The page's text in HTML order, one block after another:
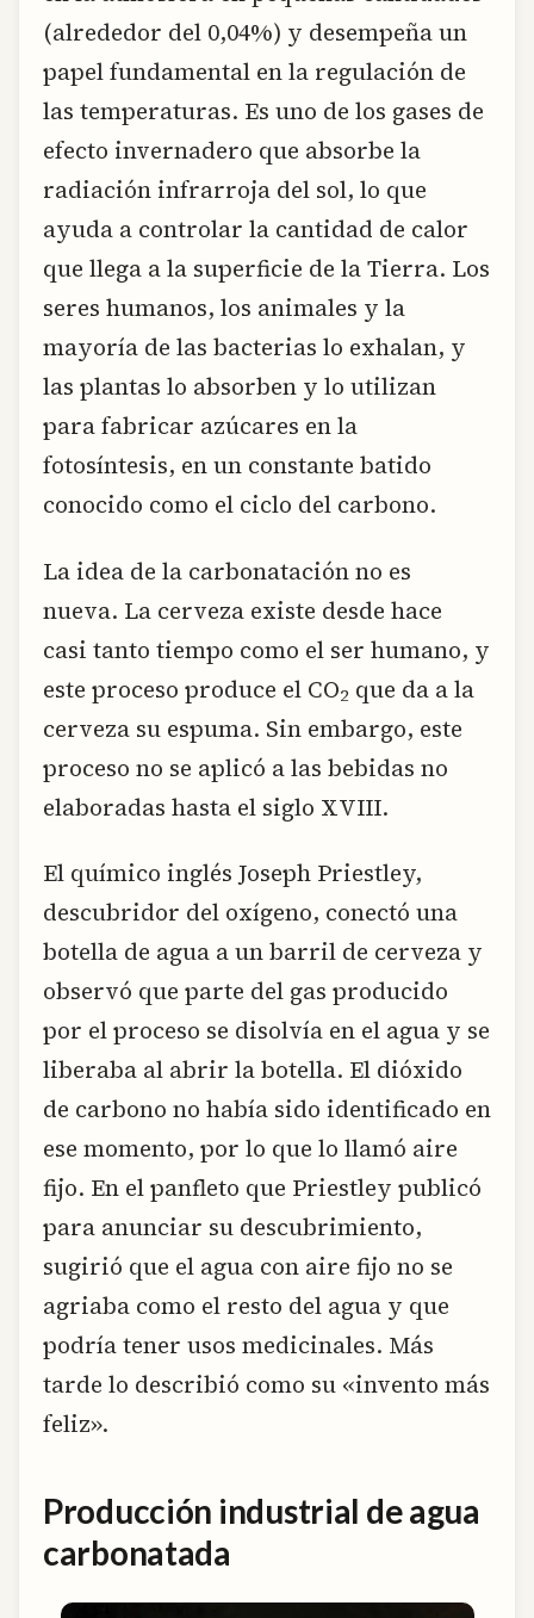
(alrededor del 0,04%) y desempeña un
papel fundamental en la regulación de
las temperaturas. Es uno de los gases de
efecto invernadero que absorbe la
radiación infrarroja del sol, lo que
ayuda a controlar la cantidad de calor
que llega a la superficie de la Tierra. Los
seres humanos, los animales y la
mayoría de las bacterias lo exhalan, y
las plantas lo absorben y lo utilizan
para fabricar azúcares en la
fotosíntesis, en un constante batido
conocido como el ciclo del carbono.
La idea de la carbonatación no es
nueva. La cerveza existe desde hace
casi tanto tiempo como el ser humano, y
este proceso produce el CO2 que da a la
cerveza su espuma. Sin embargo, este
proceso no se aplicó a las bebidas no
elaboradas hasta el siglo XVIII.
El químico inglés Joseph Priestley,
descubridor del oxígeno, conectó una
botella de agua a un barril de cerveza y
observó que parte del gas producido
por el proceso se disolvía en el agua y se
liberaba al abrir la botella. El dióxido
de carbono no había sido identificado en
ese momento, por lo que lo llamó aire
fijo. En el panfleto que Priestley publicó
para anunciar su descubrimiento,
sugirió que el agua con aire fijo no se
agriaba como el resto del agua y que
podría tener usos medicinales. Más
tarde lo describió como su «invento más
feliz».
Producción industrial de agua
carbonatada